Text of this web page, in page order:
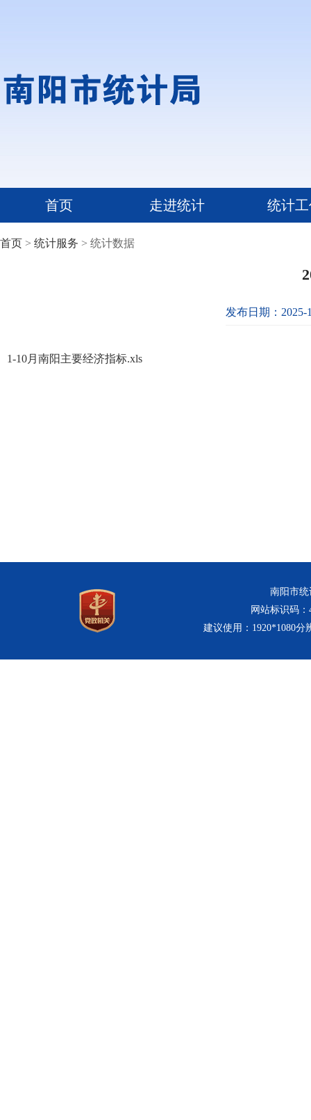
首页 走进统计 统计
首页 > 统计服务 > 统计数据
发布日期：2025-
1-10月南阳主要经济指标.xls
南阳市统
网站标识码：
建议使用：1920*1080